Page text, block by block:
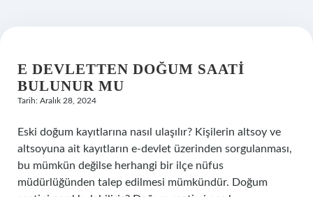
E DEVLETTEN DOĞUM SAATI
BULUNUR MU
Tarih: Aralık 28, 2024
Eski doğum kayıtlarına nasıl ulaşılır? Kişilerin altsoy ve
altsoyuna ait kayıtların e-devlet üzerinden sorgulanması,
bu mümkün değilse herhangi bir ilçe nüfus
müdürlüğünden talep edilmesi mümkündür. Doğum